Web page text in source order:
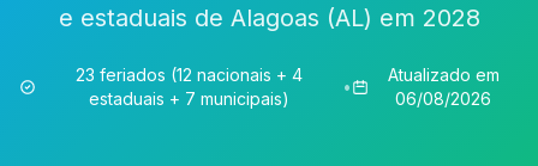
e estaduais de Alagoas (AL) em 2028
23 feriados (12 nacionais + 4
estaduais + 7 municipais)
•
Atualizado em
06/08/2026